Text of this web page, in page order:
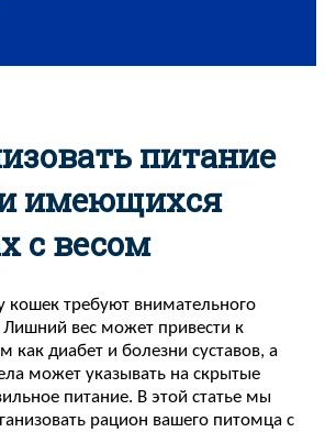
питание
имеющихся
с весом
кошек требуют внимательного
вес может привести к
как диабет и болезни суставов, а
может указывать на скрытые
питание. В этой статье мы
рацион вашего питомца с